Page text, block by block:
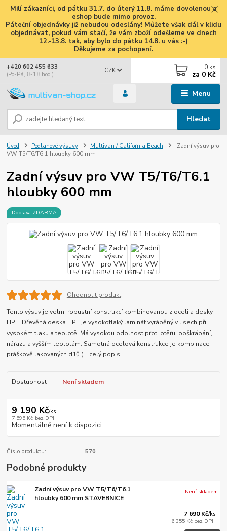
Milí zákazníci, od pátku 31.7. do úterý 11.8. máme dovolenou a
eshop bude mimo provoz.
Páteční objednávky již nebudou odeslány! Můžete však dál v klidu
objednávat, pokud vám stačí, že vám zboží odešleme ve dnech
12.-13.8. tak, aby bylo do pátku 14.8. u vás :-)
Děkujeme za pochopení.
Menu
CZK
Hledat
+420 602 455 633
(Po-Pá, 8-18 hod.)
0 ks
za 0 Kč
Úvod Podlahové výsuvy Multivan / California Beach
Zadní výsuv pro
VW T5/T6/T6.1 hloubky 600 mm
Zadní výsuv pro VW T5/T6/T6.1
hloubky 600 mm
Doprava ZDARMA
Ohodnotit produkt
Tento výsuv je velmi robustní konstrukcí kombinovanou z oceli a desky
HPL. Dřevěná deska HPL je vysokotlaký laminát vyráběný v lisech při
vysokém tlaku a teplotě. Má vysokou odolnost proti otěru, poškrábání,
nárazu a vyšším teplotám. Samotná ocelová konstrukce je kombinace
práškově lakovaných dílů (... celý popis
Dostupnost Není skladem
9 190 Kč/ks
7 595 Kč bez DPH
Momentálně není k dispozici
Číslo produktu: 570
Podobné produkty
Zadní výsuv pro VW T5/T6/T6.1
hloubky 600 mm STAVEBNICE
7 690 Kč/ks
6 355 Kč bez DPH
Není skladem